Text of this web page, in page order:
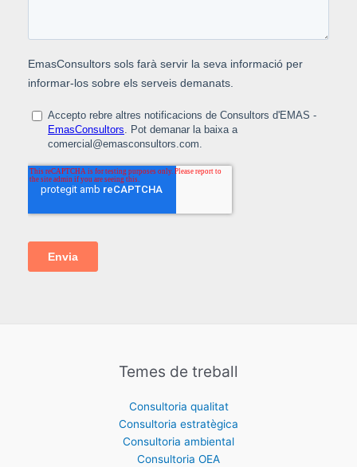
Temes de treball
Consultoria qualitat
Consultoria estratègica
Consultoria ambiental
Consultoria OEA